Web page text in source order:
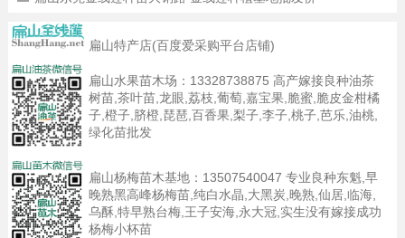
扁山特产店(百度爱采购平台店铺)
扁山水果苗木场： 13328738875 高产嫁接良种油茶
树苗,茶叶苗,龙眼,荔枝,葡萄,嘉宝果,脆蜜,脆皮金柑橘
子,橙子,脐橙,琵琶,百香果,梨子,李子,桃子,芭乐,油桃,
绿化苗批发
扁山杨梅苗木基地： 13507540047 专业良种东魁,早
晚熟黑高峰杨梅苗,纯白水晶,大黑炭,晚熟,仙居,临海,
乌酥,特早熟台梅,王子安海,永大冠,实生没有嫁接成功
杨梅小杯苗